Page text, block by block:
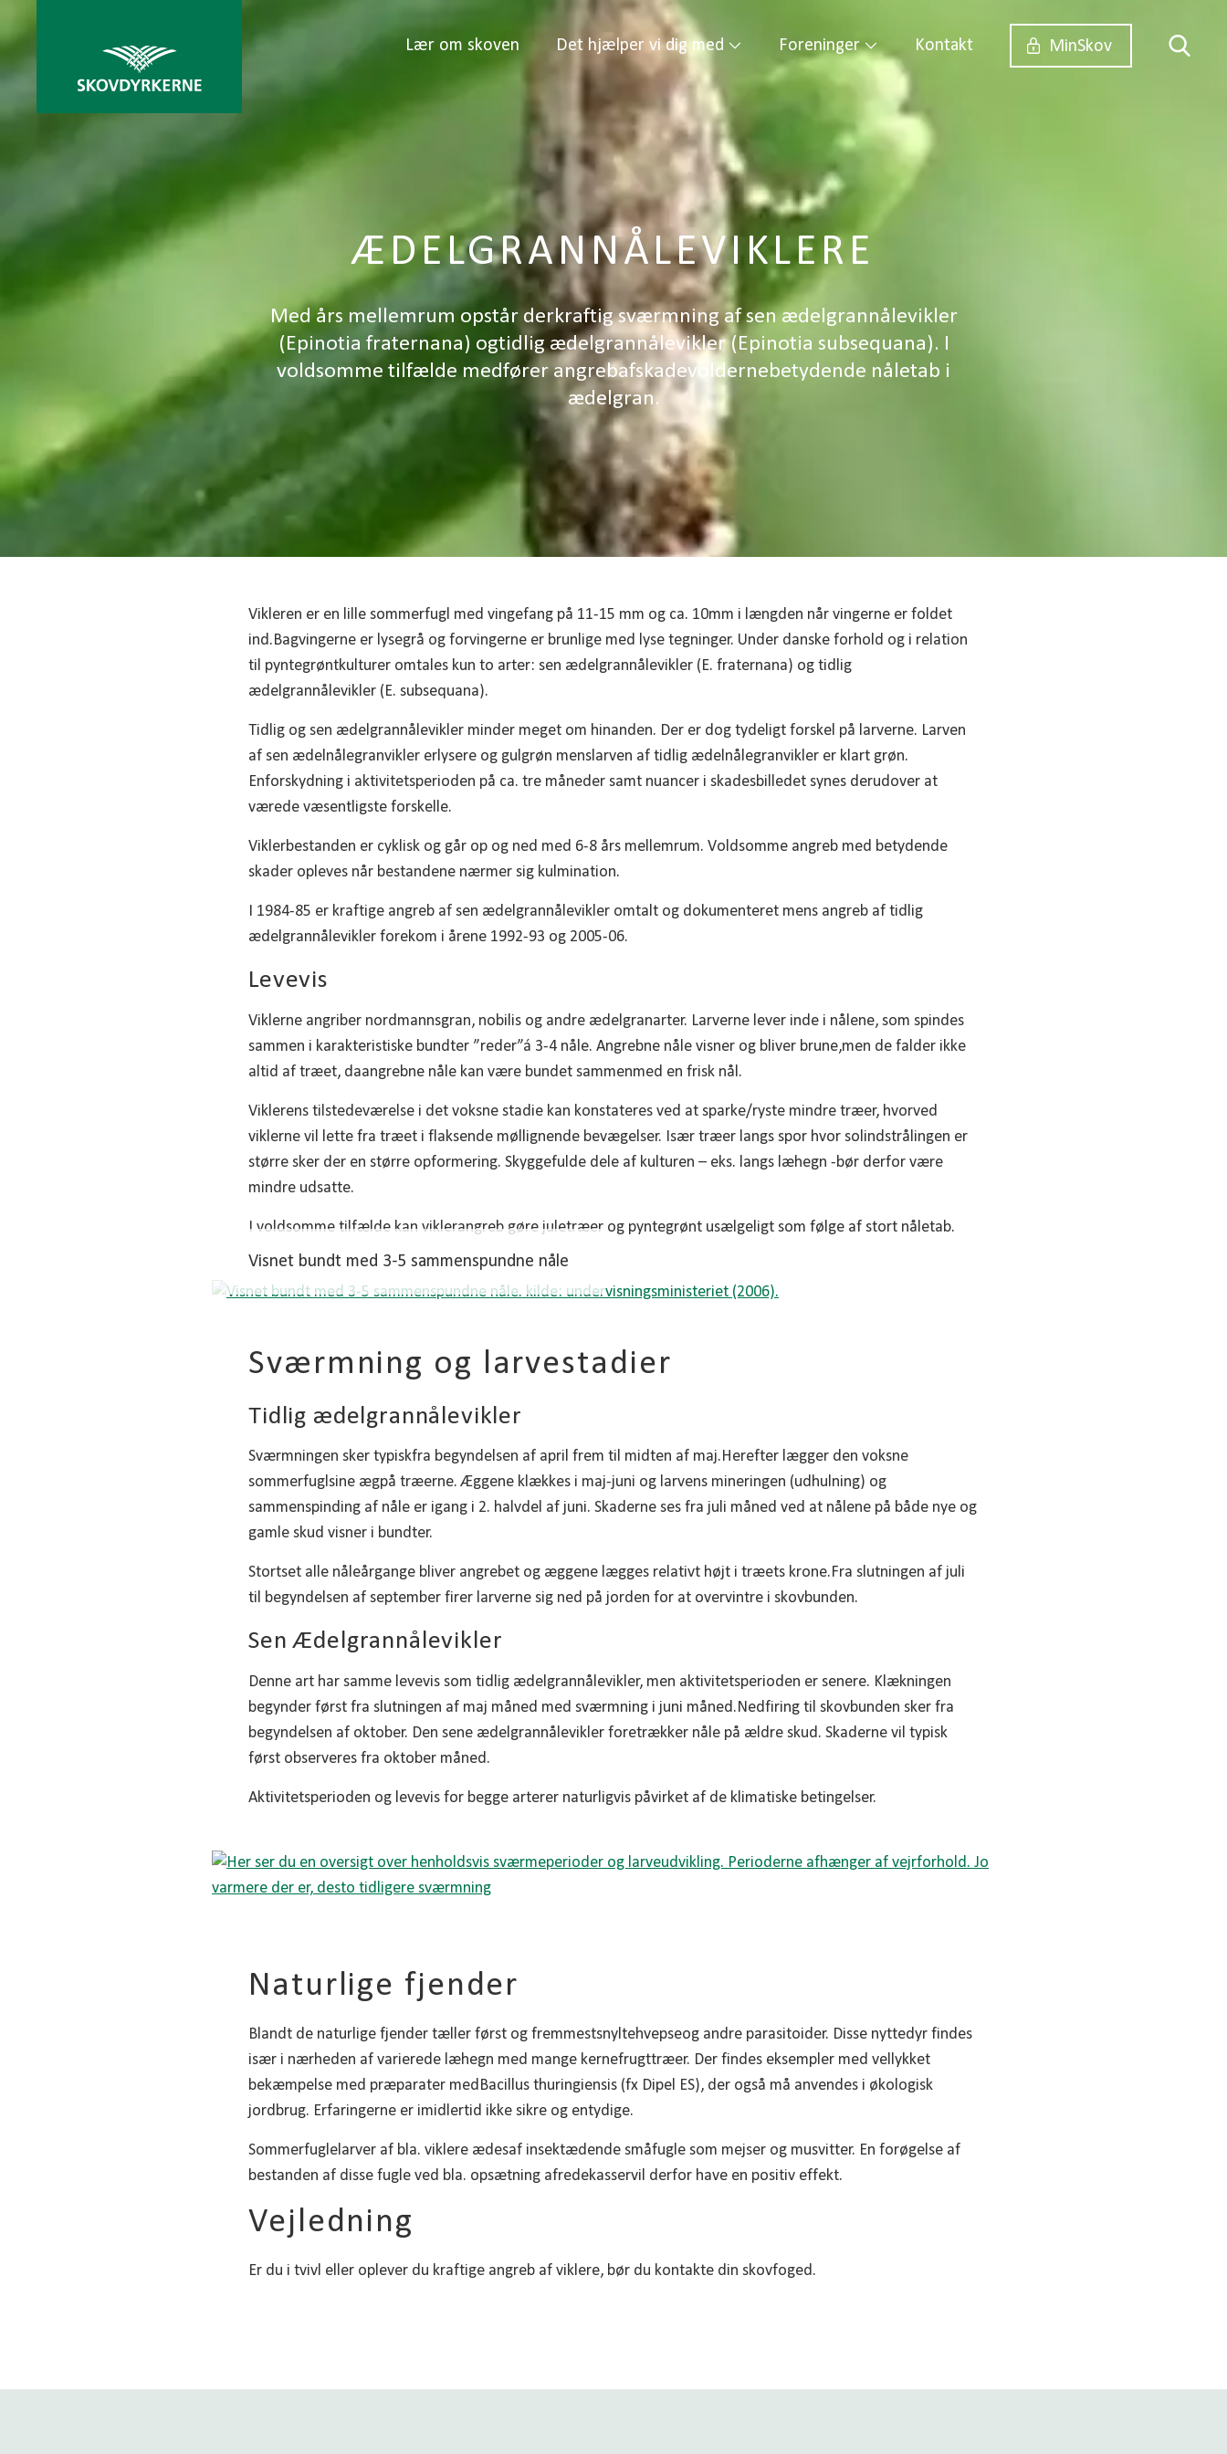
Lær om skoven Det hjælper vi dig med Foreninger Kontakt MinSkov
ÆDELGRANNÅLEVIKLERE
Med års mellemrum opstår derkraftig sværmning af sen ædelgrannålevikler
(Epinotia fraternana) ogtidlig ædelgrannålevikler (Epinotia subsequana). I
voldsomme tilfælde medfører angrebafskadevoldernebetydende nåletab i
ædelgran.
Vikleren er en lille sommerfugl med vingefang på 11-15 mm og ca. 10mm i længden når vingerne er foldet
ind.Bagvingerne er lysegrå og forvingerne er brunlige med lyse tegninger. Under danske forhold og i relation
til pyntegrøntkulturer omtales kun to arter: sen ædelgrannålevikler (E. fraternana) og tidlig
ædelgrannålevikler (E. subsequana).
Tidlig og sen ædelgrannålevikler minder meget om hinanden. Der er dog tydeligt forskel på larverne. Larven
af sen ædelnålegranvikler erlysere og gulgrøn menslarven af tidlig ædelnålegranvikler er klart grøn.
Enforskydning i aktivitetsperioden på ca. tre måneder samt nuancer i skadesbilledet synes derudover at
værede væsentligste forskelle.
Viklerbestanden er cyklisk og går op og ned med 6-8 års mellemrum. Voldsomme angreb med betydende
skader opleves når bestandene nærmer sig kulmination.
I 1984-85 er kraftige angreb af sen ædelgrannålevikler omtalt og dokumenteret mens angreb af tidlig
ædelgrannålevikler forekom i årene 1992-93 og 2005-06.
Levevis
Viklerne angriber nordmannsgran, nobilis og andre ædelgranarter. Larverne lever inde i nålene, som spindes
sammen i karakteristiske bundter ”reder”á 3-4 nåle. Angrebne nåle visner og bliver brune,men de falder ikke
altid af træet, daangrebne nåle kan være bundet sammenmed en frisk nål.
Viklerens tilstedeværelse i det voksne stadie kan konstateres ved at sparke/ryste mindre træer, hvorved
viklerne vil lette fra træet i flaksende møllignende bevægelser. Især træer langs spor hvor solindstrålingen er
større sker der en større opformering. Skyggefulde dele af kulturen – eks. langs læhegn -bør derfor være
mindre udsatte.
I voldsomme tilfælde kan viklerangreb gøre juletræer og pyntegrønt usælgeligt som følge af stort nåletab.
Visnet bundt med 3-5 sammenspundne nåle
Sværmning og larvestadier
Tidlig ædelgrannålevikler
Sværmningen sker typiskfra begyndelsen af april frem til midten af maj.Herefter lægger den voksne
sommerfuglsine ægpå træerne. Æggene klækkes i maj-juni og larvens mineringen (udhulning) og
sammenspinding af nåle er igang i 2. halvdel af juni. Skaderne ses fra juli måned ved at nålene på både nye og
gamle skud visner i bundter.
Stortset alle nåleårgange bliver angrebet og æggene lægges relativt højt i træets krone.Fra slutningen af juli
til begyndelsen af september firer larverne sig ned på jorden for at overvintre i skovbunden.
Sen Ædelgrannålevikler
Denne art har samme levevis som tidlig ædelgrannålevikler, men aktivitetsperioden er senere. Klækningen
begynder først fra slutningen af maj måned med sværmning i juni måned.Nedfiring til skovbunden sker fra
begyndelsen af oktober. Den sene ædelgrannålevikler foretrækker nåle på ældre skud. Skaderne vil typisk
først observeres fra oktober måned.
Aktivitetsperioden og levevis for begge arterer naturligvis påvirket af de klimatiske betingelser.
Naturlige fjender
Blandt de naturlige fjender tæller først og fremmestsnyltehvepseog andre parasitoider. Disse nyttedyr findes
især i nærheden af varierede læhegn med mange kernefrugttræer. Der findes eksempler med vellykket
bekæmpelse med præparater medBacillus thuringiensis (fx Dipel ES), der også må anvendes i økologisk
jordbrug. Erfaringerne er imidlertid ikke sikre og entydige.
Sommerfuglelarver af bla. viklere ædesaf insektædende småfugle som mejser og musvitter. En forøgelse af
bestanden af disse fugle ved bla. opsætning afredekasservil derfor have en positiv effekt.
Vejledning
Er du i tvivl eller oplever du kraftige angreb af viklere, bør du kontakte din skovfoged.